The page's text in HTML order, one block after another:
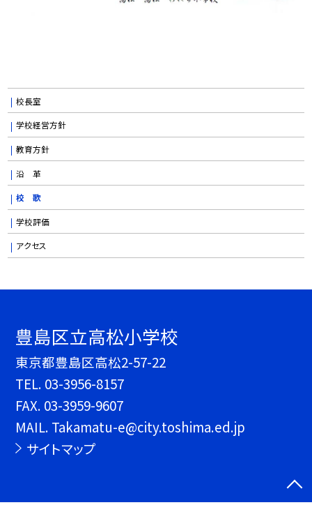
校長室
学校経営方針
教育方針
沿 革
校 歌
学校評価
アクセス
豊島区立高松小学校
東京都豊島区高松2-57-22
TEL. 03-3956-8157
FAX. 03-3959-9607
MAIL. Takamatu-e@city.toshima.ed.jp
サイトマップ